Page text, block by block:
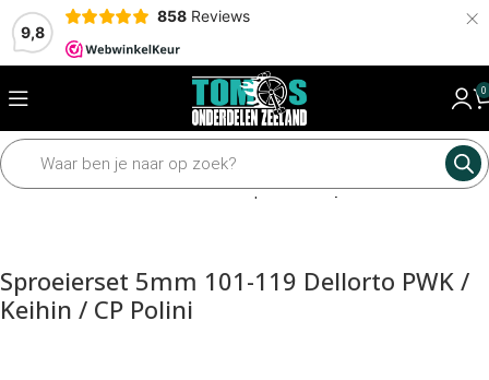
9,8
858 Reviews ×
0
Home Motordelen Carburateur Sproeiers Sproeier set
Sproeierset 5mm 101-119 Dellorto PWK /
Keihin / CP Polini